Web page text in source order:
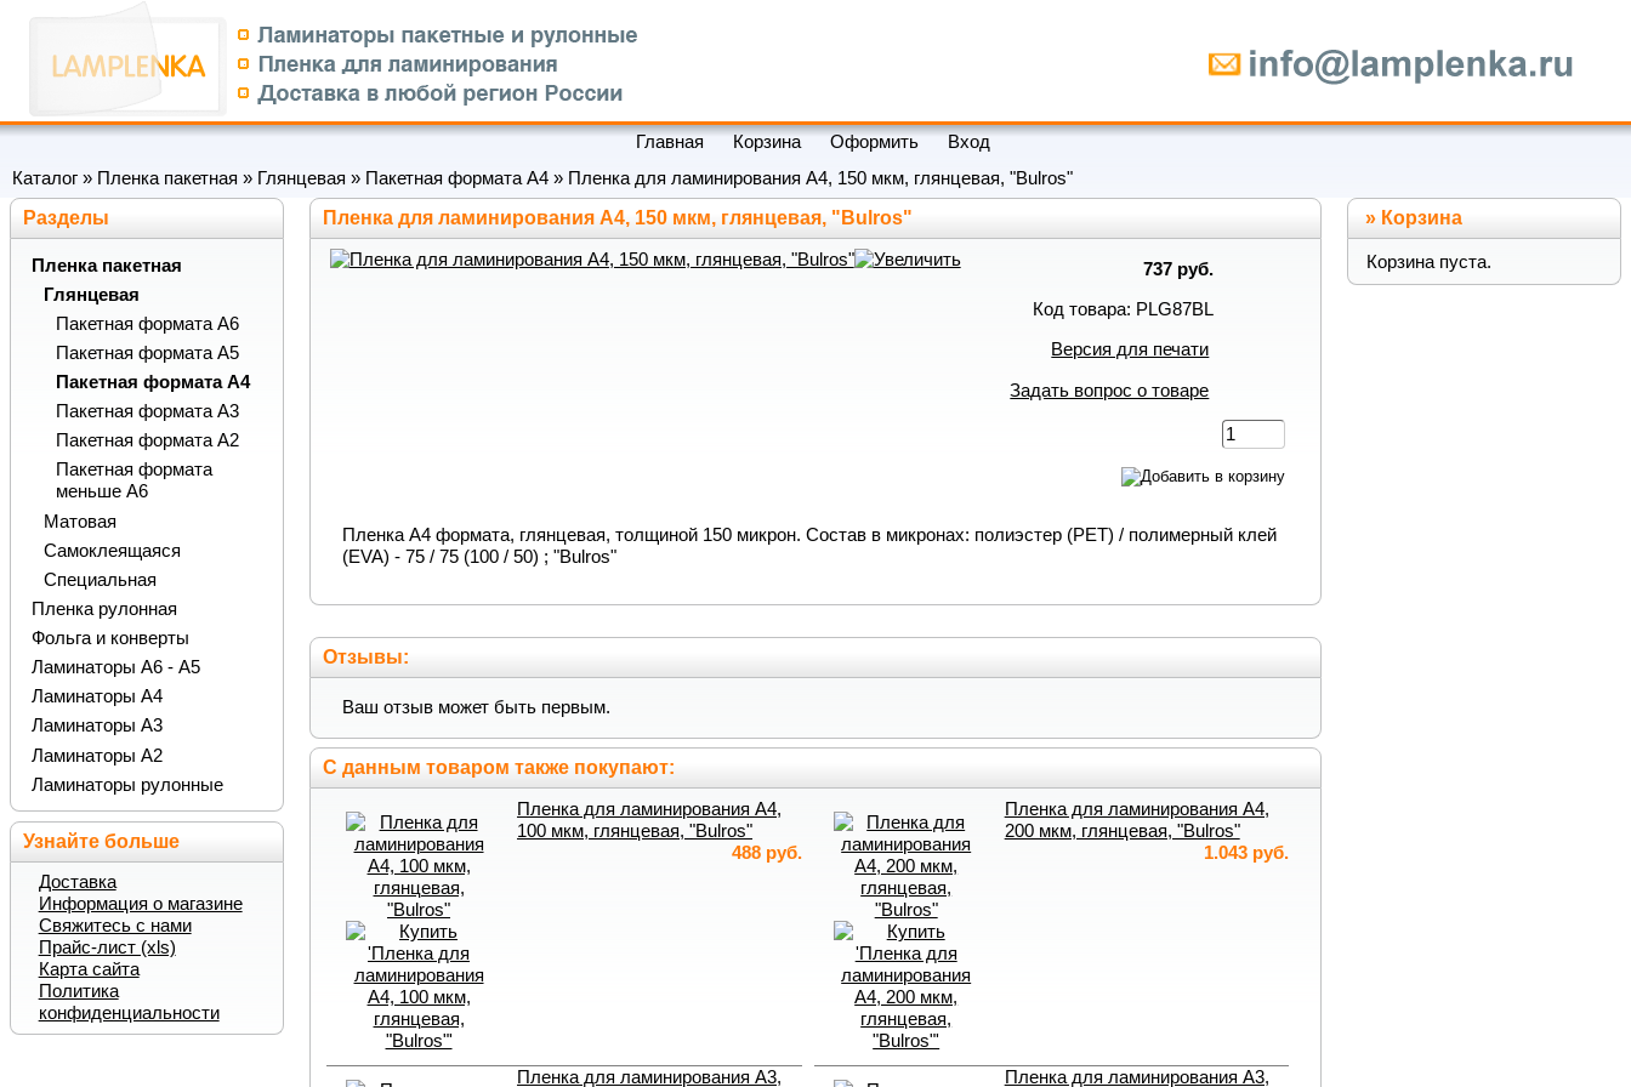
Главная Корзина Оформить
Вход
Каталог » Пленка пакетная » Глянцевая » Пакетная формата А4 » Пленка для ламинирования А4, 150 мкм, глянцевая, "Bulros"
Пленка для ламинирования А4, 150 мкм, глянцевая, "Bulros"
737 руб.
Код товара: PLG87BL
Версия для печати
Задать вопрос о товаре
Пленка А4 формата, глянцевая, толщиной 150 микрон. Состав в микронах: полиэcтер (PET) / полимерный клей
(EVA) - 75 / 75 (100 / 50) ; "Bulros"
Отзывы:
Ваш отзыв может быть первым.
С данным товаром также покупают:
Пленка для ламинирования А4,
100 мкм, глянцевая, "Bulros"
488 руб.
Пленка для ламинирования А4,
200 мкм, глянцевая, "Bulros"
1.043 руб.
Пленка для ламинирования А3, Пленка для ламинирования А3,
Разделы
Пленка пакетная
Глянцевая
Пакетная формата А6
Пакетная формата А5
Пакетная формата А4
Пакетная формата А3
Пакетная формата А2
Пакетная формата
меньше А6
Матовая
Самоклеящаяся
Специальная
Пленка рулонная
Фольга и конверты
Ламинаторы А6 - А5
Ламинаторы А4
Ламинаторы А3
Ламинаторы А2
Ламинаторы рулонные
Узнайте больше
Доставка
Информация о магазине
Свяжитесь с нами
Прайс-лист (xls)
Карта сайта
Политика
конфиденциальности
» Корзина
Корзина пуста.